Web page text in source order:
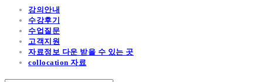
강의안내
수강후기
수업질문
고객지원
자료정보 다운 받을 수 있는 곳
collocation 자료